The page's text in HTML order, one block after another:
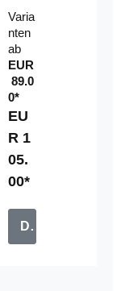
el
mi
t
Fe
rn
be
di
en
u
n
g
Varia
nten
ab
EUR
89.0
0*
EU
R 1
05.
00*
Details